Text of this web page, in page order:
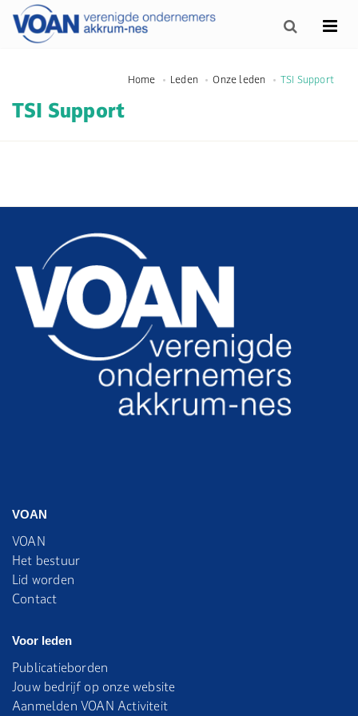
Home Leden Onze leden TSI Support
TSI Support
VOAN
VOAN
Het bestuur
Lid worden
Contact
Voor leden
Publicatieborden
Jouw bedrijf op onze website
Aanmelden VOAN Activiteit